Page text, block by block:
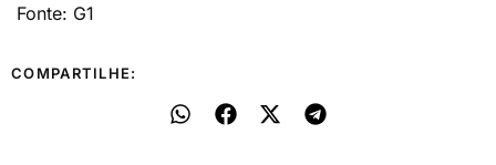
Fonte: G1
COMPARTILHE: